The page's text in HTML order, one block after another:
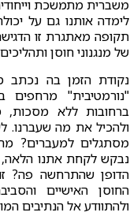
משברית מתמשכת
לימדה אותנו גם על
תקופה מאתגרת זו
של מנגנוני חוסן
נקודת הזמן בה נכתב
"נורמטיבית" מרחפים
ברחובות ללא מסכות,
ולהכיל את מה שעברנו.
מסתגלים למעברים?
נבקש לקחת אתנו הלאה,
הדופן שהתרחשה פה?
החוסן האישיים
ולהתוודע אל הנתיבים